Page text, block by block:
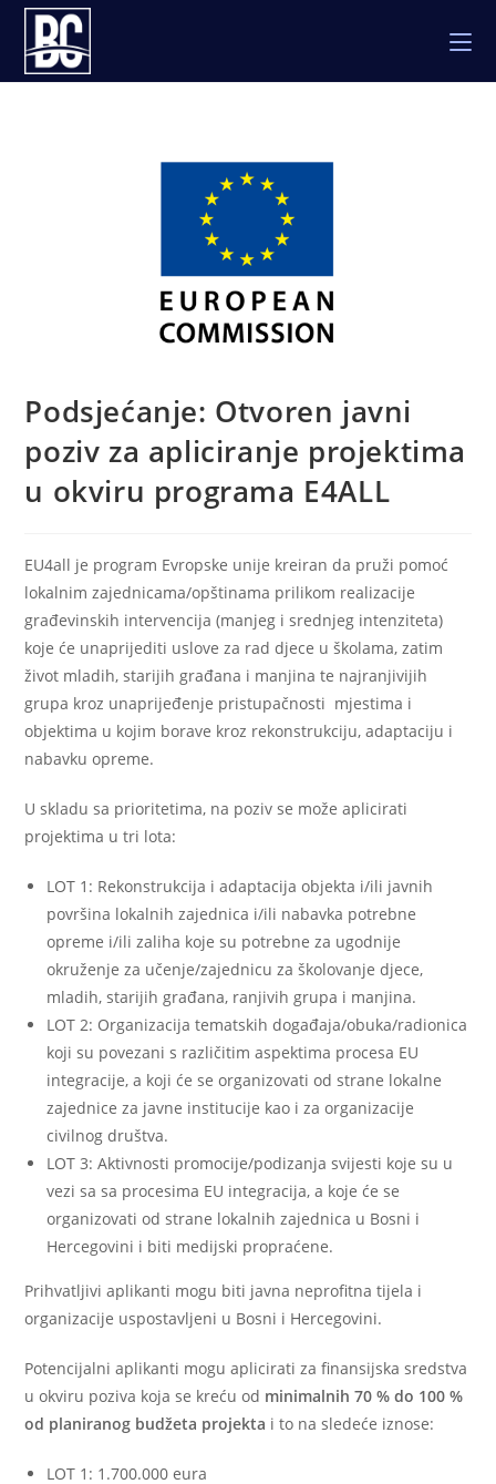
Skip
content
Podsjećanje: Otvoren javni
poziv za apliciranje projektima
u okviru programa E4ALL
EU4all je program Evropske unije kreiran da pruži pomoć
lokalnim zajednicama/opštinama prilikom realizacije
građevinskih intervencija (manjeg i srednjeg intenziteta)
koje će unaprijediti uslove za rad djece u školama, zatim
život mladih, starijih građana i manjina te najranjivijih
grupa kroz unaprijeđenje pristupačnosti mjestima i
objektima u kojim borave kroz rekonstrukciju, adaptaciju i
nabavku opreme.
U skladu sa prioritetima, na poziv se može aplicirati
projektima u tri lota:
LOT 1: Rekonstrukcija i adaptacija objekta i/ili javnih
površina lokalnih zajednica i/ili nabavka potrebne
opreme i/ili zaliha koje su potrebne za ugodnije
okruženje za učenje/zajednicu za školovanje djece,
mladih, starijih građana, ranjivih grupa i manjina.
LOT 2: Organizacija tematskih događaja/obuka/radionica
koji su povezani s različitim aspektima procesa EU
integracije, a koji će se organizovati od strane lokalne
zajednice za javne institucije kao i za organizacije
civilnog društva.
LOT 3: Aktivnosti promocije/podizanja svijesti koje su u
vezi sa sa procesima EU integracija, a koje će se
organizovati od strane lokalnih zajednica u Bosni i
Hercegovini i biti medijski propraćene.
Prihvatljivi aplikanti mogu biti javna neprofitna tijela i
organizacije uspostavljeni u Bosni i Hercegovini.
Potencijalni aplikanti mogu aplicirati za finansijska sredstva
u okviru poziva koja se kreću od minimalnih 70 % do 100 %
od planiranog budžeta projekta i to na sledeće iznose:
LOT 1: 1.700.000 eura